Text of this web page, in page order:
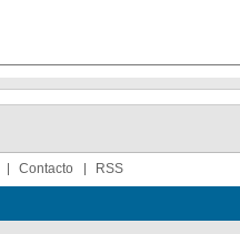
Contacto RSS